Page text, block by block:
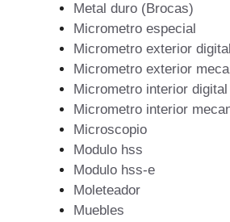
Metal duro (Brocas)
Micrometro especial
Micrometro exterior digital
Micrometro exterior
Micrometro interior digital
Micrometro interior
Microscopio
Modulo hss
Modulo hss-e
Moleteador
Muebles